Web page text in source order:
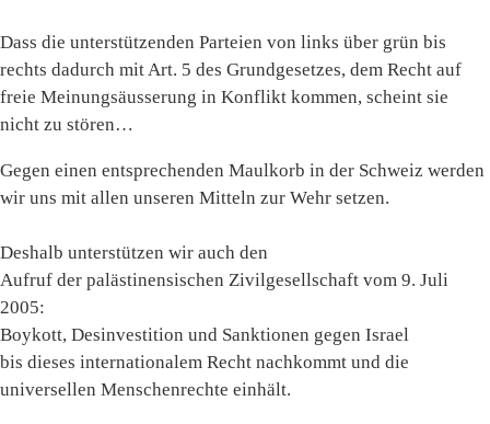
Dass die unterstützenden Parteien von links über grün bis
rechts dadurch mit Art. 5 des Grundgesetzes, dem Recht auf
freie Meinungsäusserung in Konflikt kommen, scheint sie
nicht zu stören…
Gegen einen entsprechenden Maulkorb in der Schweiz werden
wir uns mit allen unseren Mitteln zur Wehr setzen.
Deshalb unterstützen wir auch den
Aufruf der palästinensischen Zivilgesellschaft vom 9. Juli
2005:
Boykott, Desinvestition und Sanktionen gegen Israel
bis dieses internationalem Recht nachkommt und die
universellen Menschenrechte einhält.